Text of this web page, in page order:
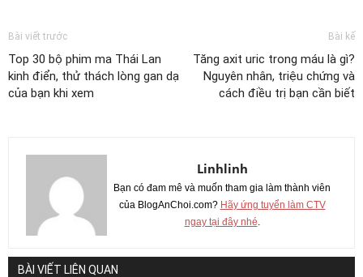
Bài viết trước
Top 30 bộ phim ma Thái Lan
kinh điển, thử thách lòng gan dạ
của bạn khi xem
Bài kế
Tăng axit uric trong máu là gì?
Nguyên nhân, triệu chứng và
cách điều trị bạn cần biết
Linhlinh
Bạn có đam mê và muốn tham gia làm thành viên
của BlogAnChoi.com? Hãy ứng tuyển làm CTV
ngay tại đây nhé.
BÀI VIẾT LIÊN QUAN